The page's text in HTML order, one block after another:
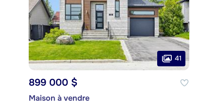
41
899 000 $
Maison à vendre